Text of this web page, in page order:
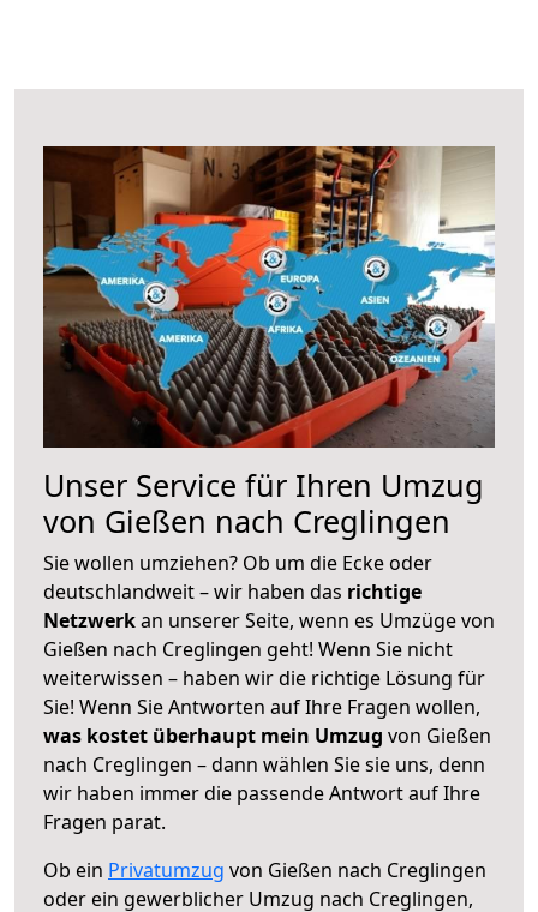
Unser Service für Ihren Umzug
von Gießen nach Creglingen
Sie wollen umziehen? Ob um die Ecke oder
deutschlandweit – wir haben das richtige
Netzwerkan unserer Seite, wenn es Umzüge von
Gießen nach Creglingen geht! Wenn Sie nicht
weiterwissen – haben wir die richtige Lösung für
Sie! Wenn Sie Antworten auf Ihre Fragen wollen,
was kostet überhaupt mein Umzug von Gießen
nach Creglingen – dann wählen Sie sie uns, denn
wir haben immer die passende Antwort auf Ihre
Fragen parat.
Ob ein Privatumzug von Gießen nach Creglingen
oder ein gewerblicher Umzug nach Creglingen,